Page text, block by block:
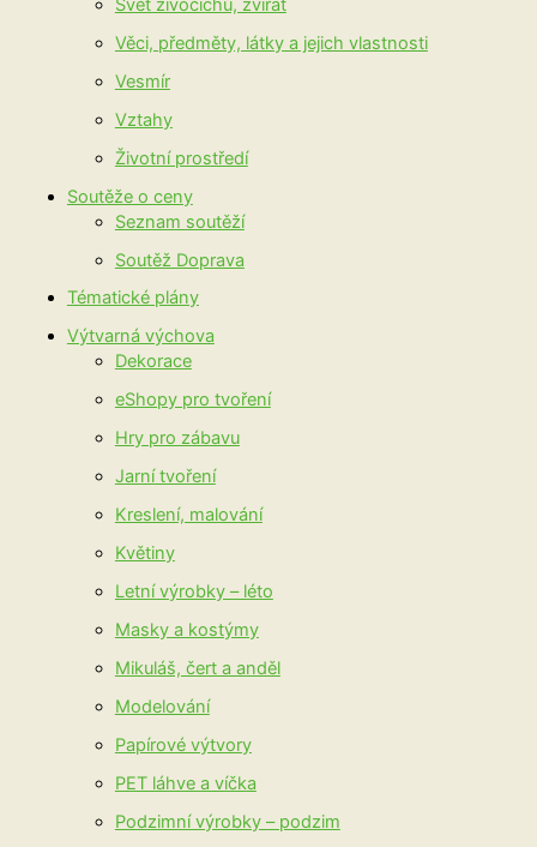
Svět živočichů, zvířat
Věci, předměty, látky a jejich vlastnosti
Vesmír
Vztahy
Životní prostředí
Soutěže o ceny
Seznam soutěží
Soutěž Doprava
Tématické plány
Výtvarná výchova
Dekorace
eShopy pro tvoření
Hry pro zábavu
Jarní tvoření
Kreslení, malování
Květiny
Letní výrobky – léto
Masky a kostýmy
Mikuláš, čert a anděl
Modelování
Papírové výtvory
PET láhve a víčka
Podzimní výrobky – podzim